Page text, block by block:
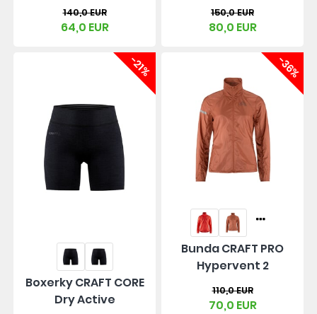
140,0 EUR
64,0 EUR
150,0 EUR
80,0 EUR
-21%
Boxerky CRAFT CORE
Dry Active
-36%
Bunda CRAFT PRO
Hypervent 2
110,0 EUR
70,0 EUR